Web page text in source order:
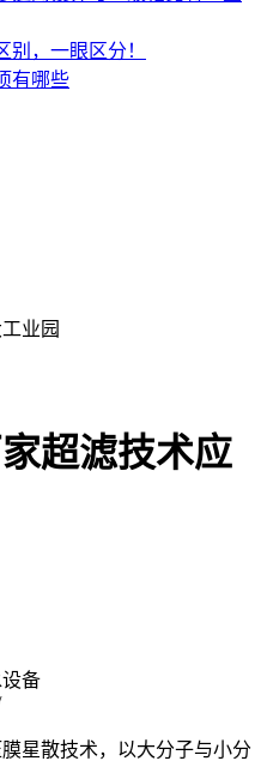
，一眼区分！
有哪些
业园
超滤技术应
备
星散技术，以大分子与小分